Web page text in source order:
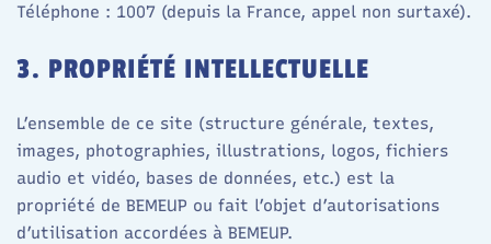
Téléphone : 1007 (depuis la France, appel non surtaxé).
3. PROPRIÉTÉ INTELLECTUELLE
L’ensemble de ce site (structure générale, textes,
images, photographies, illustrations, logos, fichiers
audio et vidéo, bases de données, etc.) est la
propriété de BEMEUP ou fait l’objet d’autorisations
d’utilisation accordées à BEMEUP.